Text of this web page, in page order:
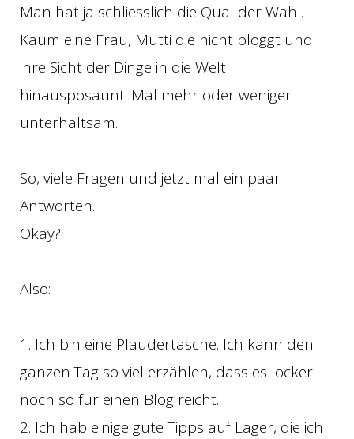
Man hat ja schliesslich die Qual der Wahl.
Kaum eine Frau, Mutti die nicht bloggt und
ihre Sicht der Dinge in die Welt
hinausposaunt. Mal mehr oder weniger
unterhaltsam.
So, viele Fragen und jetzt mal ein paar
Antworten.
Okay?
Also:
1. Ich bin eine Plaudertasche. Ich kann den
ganzen Tag so viel erzählen, dass es locker
noch so für einen Blog reicht.
2. Ich hab einige gute Tipps auf Lager, die ich